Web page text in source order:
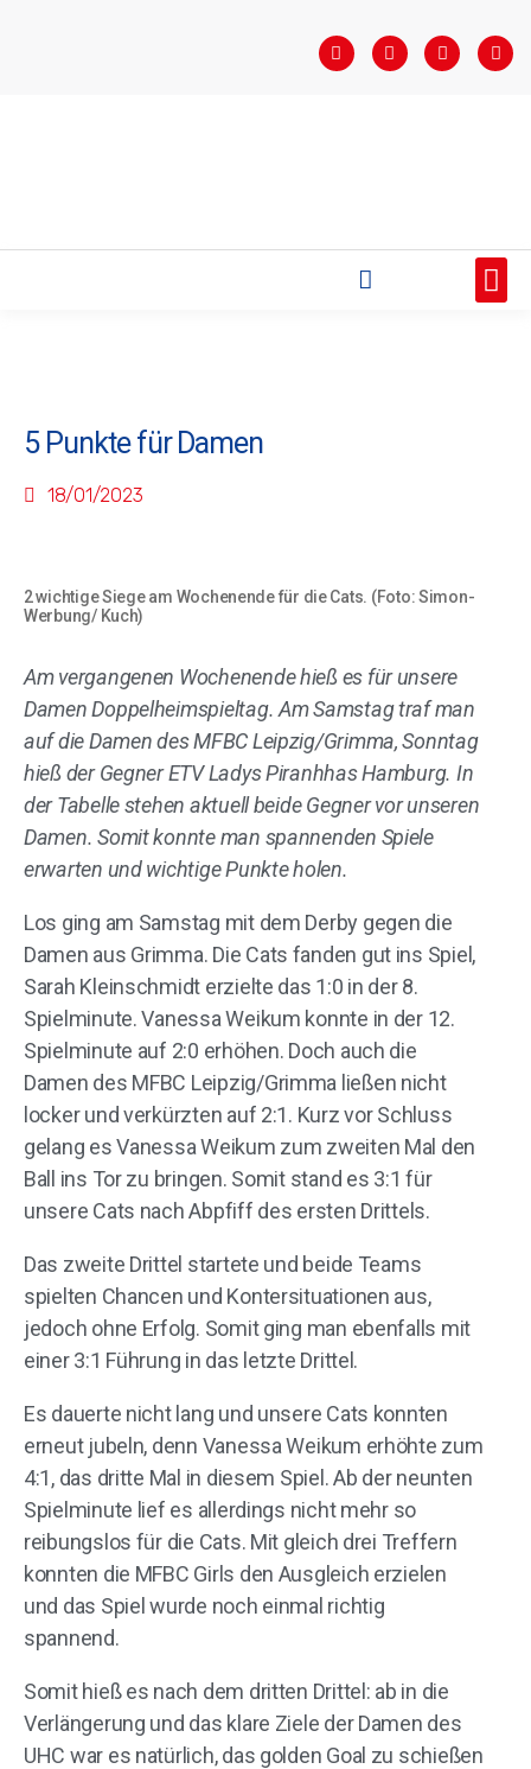
5 Punkte für Damen
18/01/2023
2 wichtige Siege am Wochenende für die Cats. (Foto: Simon-
Werbung/ Kuch)
Am vergangenen Wochenende hieß es für unsere
Damen Doppelheimspieltag. Am Samstag traf man
auf die Damen des MFBC Leipzig/Grimma, Sonntag
hieß der Gegner ETV Ladys Piranhhas Hamburg. In
der Tabelle stehen aktuell beide Gegner vor unseren
Damen. Somit konnte man spannenden Spiele
erwarten und wichtige Punkte holen.
Los ging am Samstag mit dem Derby gegen die
Damen aus Grimma. Die Cats fanden gut ins Spiel,
Sarah Kleinschmidt erzielte das 1:0 in der 8.
Spielminute. Vanessa Weikum konnte in der 12.
Spielminute auf 2:0 erhöhen. Doch auch die
Damen des MFBC Leipzig/Grimma ließen nicht
locker und verkürzten auf 2:1. Kurz vor Schluss
gelang es Vanessa Weikum zum zweiten Mal den
Ball ins Tor zu bringen. Somit stand es 3:1 für
unsere Cats nach Abpfiff des ersten Drittels.
Das zweite Drittel startete und beide Teams
spielten Chancen und Kontersituationen aus,
jedoch ohne Erfolg. Somit ging man ebenfalls mit
einer 3:1 Führung in das letzte Drittel.
Es dauerte nicht lang und unsere Cats konnten
erneut jubeln, denn Vanessa Weikum erhöhte zum
4:1, das dritte Mal in diesem Spiel. Ab der neunten
Spielminute lief es allerdings nicht mehr so
reibungslos für die Cats. Mit gleich drei Treffern
konnten die MFBC Girls den Ausgleich erzielen
und das Spiel wurde noch einmal richtig
spannend.
Somit hieß es nach dem dritten Drittel: ab in die
Verlängerung und das klare Ziele der Damen des
UHC war es natürlich, das golden Goal zu schießen